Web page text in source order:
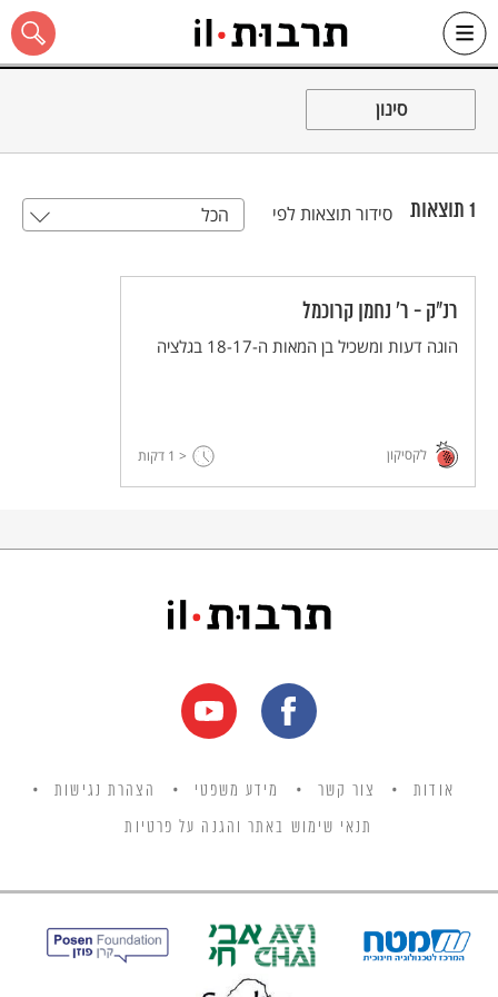
Skip
כל האתר
סינון
1 תוצאות סידור תוצאות לפי הכל
רנ"ק - ר' נחמן קרוכמל
הוגה דעות ומשכיל בן המאות ה-18-17 בגלציה
לקסיקון < 1 דקות
אודות צור קשר מידע משפטי הצהרת נגישות
תנאי שימוש באתר והגנה על פרטיות